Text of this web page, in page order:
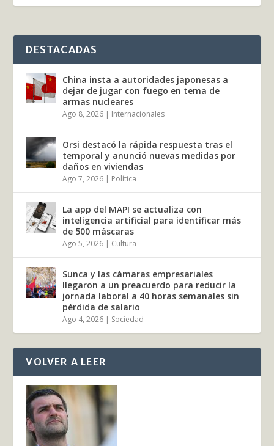
DESTACADAS
China insta a autoridades japonesas a
dejar de jugar con fuego en tema de
armas nucleares
Ago 8, 2026 | Internacionales
Orsi destacó la rápida respuesta tras el
temporal y anunció nuevas medidas por
daños en viviendas
Ago 7, 2026 | Política
La app del MAPI se actualiza con
inteligencia artificial para identificar más
de 500 máscaras
Ago 5, 2026 | Cultura
Sunca y las cámaras empresariales
llegaron a un preacuerdo para reducir la
jornada laboral a 40 horas semanales sin
pérdida de salario
Ago 4, 2026 | Sociedad
VOLVER A LEER